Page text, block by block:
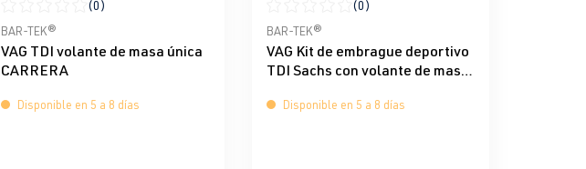
Calificación promedio de 0 de 5 estrellas
(0)
BAR-TEK®
VAG TDI volante de masa única
CARRERA
Disponible en 5 a 8 días
Calificación promedio de 0 de 5 estrellas
(0)
BAR-TEK®
VAG Kit de embrague deportivo
TDI Sachs con volante de masa
Disponible en 5 a 8 días